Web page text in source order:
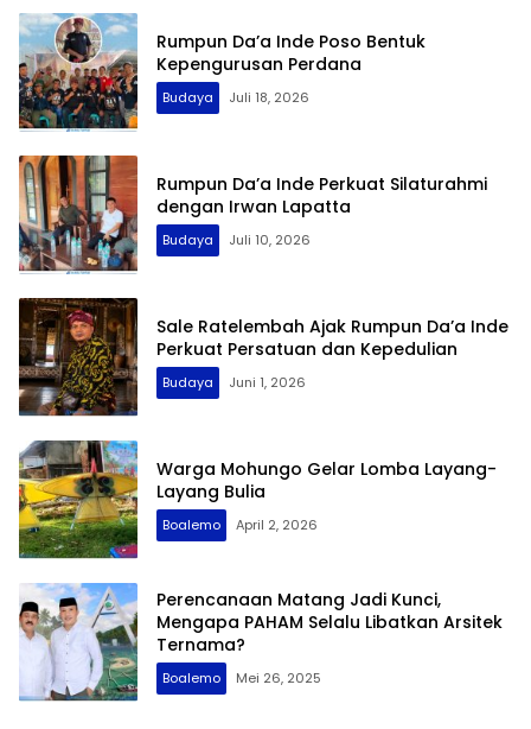
Rumpun Da’a Inde Poso Bentuk
Kepengurusan Perdana
Budaya Juli 18, 2026
Rumpun Da’a Inde Perkuat Silaturahmi
dengan Irwan Lapatta
Budaya Juli 10, 2026
Sale Ratelembah Ajak Rumpun Da’a Inde
Perkuat Persatuan dan Kepedulian
Budaya Juni 1, 2026
Warga Mohungo Gelar Lomba Layang-
Layang Bulia
Boalemo April 2, 2026
Perencanaan Matang Jadi Kunci,
Mengapa PAHAM Selalu Libatkan Arsitek
Ternama?
Boalemo Mei 26, 2025